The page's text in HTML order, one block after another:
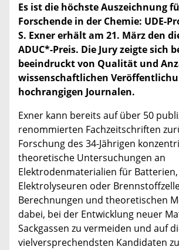
Es ist die höchste Auszeichnung
Forschende in der Chemie: UDE-
S. Exner erhält am 21. März den
ADUC*-Preis. Die Jury zeigte sich
beeindruckt von Qualität und
wissenschaftlichen
hochrangigen Journalen.
Exner kann bereits auf über 50
renommierten Fachzeitschriften
Forschung des 34-Jährigen
theoretische Untersuchungen an
Elektrodenmaterialien für Batterien,
Elektrolyseuren oder
Berechnungen und theoretischen
dabei, bei der Entwicklung neuer
Sackgassen zu vermeiden und auf
vielversprechendsten Kandidaten